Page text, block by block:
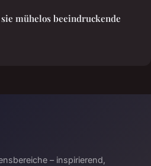
mühelos beeindruckende
– inspirierend,